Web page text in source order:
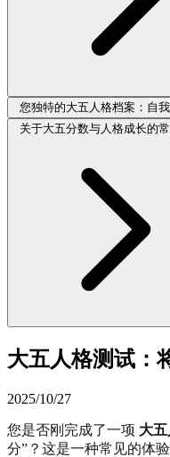
您独特的大五人格档案：自
关于大五分数与人格成长的
大五人格测试：
2025/10/27
您是否刚完成了一项 大
分”？这是一种常见的体